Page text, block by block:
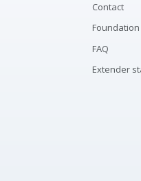
Contact
Foundation
FAQ
Extender